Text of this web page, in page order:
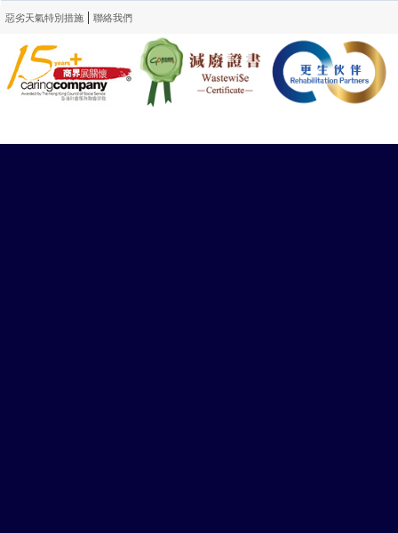
惡劣天氣特別措施 | 聯絡我們